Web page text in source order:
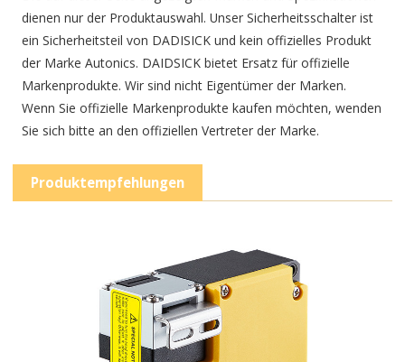
dienen nur der Produktauswahl. Unser Sicherheitsschalter ist
ein Sicherheitsteil von DADISICK und kein offizielles Produkt
der Marke Autonics. DAIDSICK bietet Ersatz für offizielle
Markenprodukte. Wir sind nicht Eigentümer der Marken.
Wenn Sie offizielle Markenprodukte kaufen möchten, wenden
Sie sich bitte an den offiziellen Vertreter der Marke.
Produktempfehlungen